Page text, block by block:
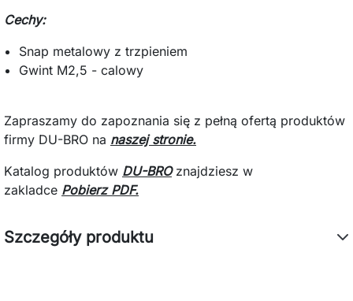
Cechy:
Snap metalowy z trzpieniem
Gwint M2,5 - calowy
Zapraszamy do zapoznania się z pełną ofertą produktów
firmy DU-BRO na naszej stronie.
Katalog produktów DU-BROznajdziesz w
zakladce Pobierz PDF.
Szczegóły produktu